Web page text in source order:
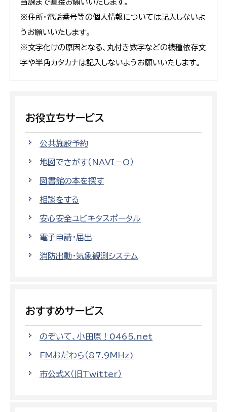
当課まで直接お願いいたします。
※住所・電話番号等の個人情報については記入しないよ
うお願いいたします。
※文字化けの原因となる、丸付き数字などの機種依存文
字や半角カタカナは記入しないようお願いいたします。
お役立ちサービス
公共施設予約
地図でさがす（NAVI－O）
図書館の本を探す
相談をする
安心安全ユビキタスポータル
電子申請・届出
消防出動・気象観測システム
おすすめサービス
のぞいて、小田原！0465.net
FMおだわら（87.9MHz)
市公式X（旧Twitter）